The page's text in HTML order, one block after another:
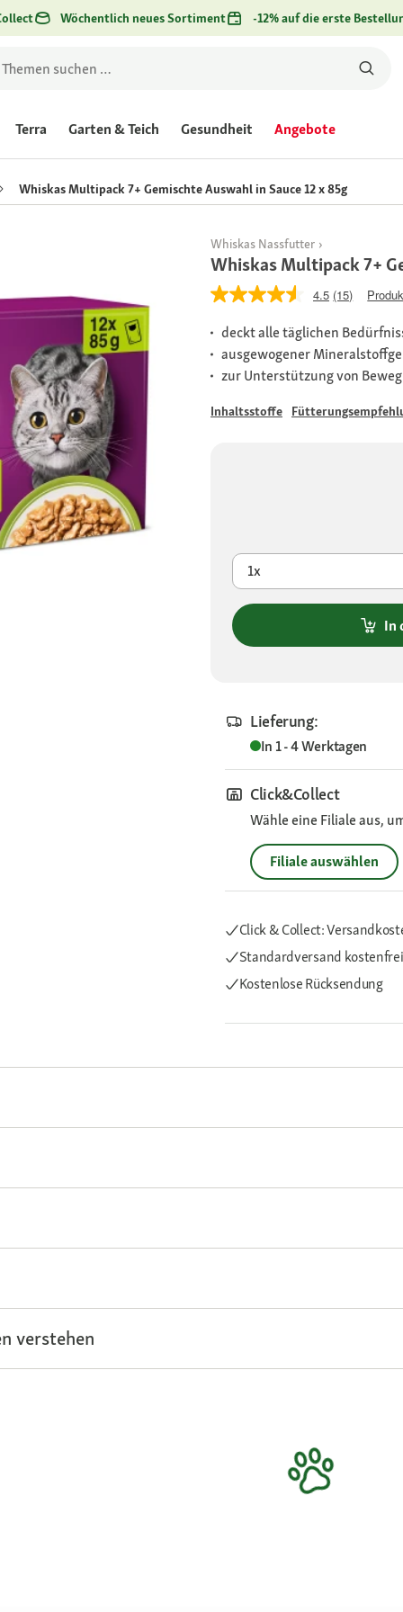
Wöchentlich neues Sortiment -12% auf die erste
Terra Garten & Teich Gesundheit Angebote
Whiskas Multipack 7+ Gemischte Auswahl in Sauce 12 x 85g
Whiskas Nassfutter
Whiskas Multipack 7+
4.5 (15)
deckt alle täglichen
ausgewogener
zur Unterstützung von
Inhaltsstoffe
1x
In
Lieferung:
In 1 - 4 Werktagen
Click&Collect
Wähle eine Filiale aus,
Filiale auswählen
Click & Collect:
Standardversand
Kostenlose Rücksendung
verstehen